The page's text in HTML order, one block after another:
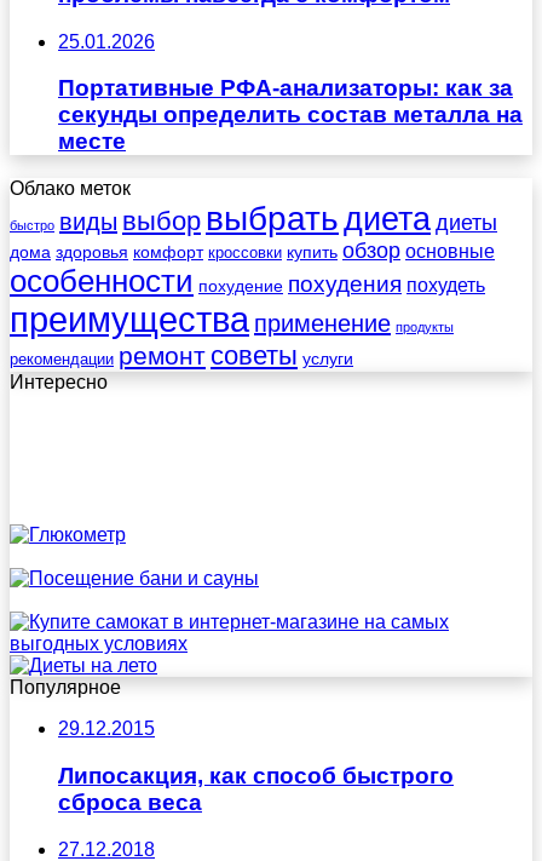
25.01.2026
Портативные РФА-анализаторы: как за
секунды определить состав металла на
месте
Облако меток
быстро виды выбор выбратьдиета диеты
дома здоровья комфорт кроссовки купить обзор основные
особенности похудение похудения похудеть
преимущества применение продукты
рекомендации ремонт советы услуги
Интересно
Популярное
29.12.2015
Липосакция, как способ быстрого
сброса веса
27.12.2018